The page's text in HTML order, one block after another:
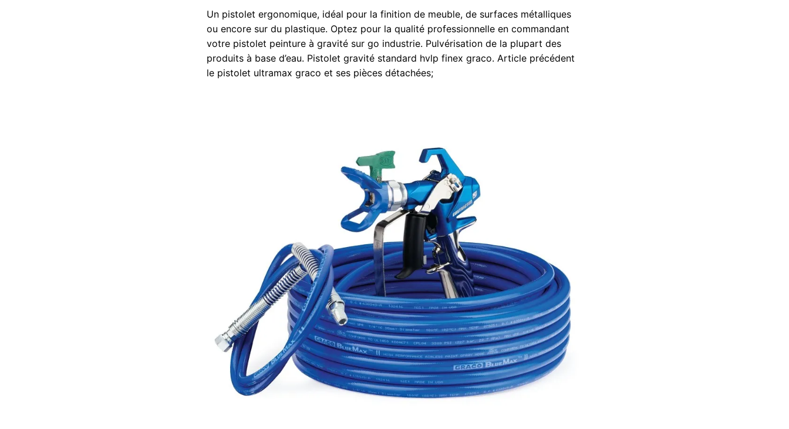
Un pistolet ergonomique, idéal pour la finition de meuble, de surfaces métalliques
ou encore sur du plastique. Optez pour la qualité professionnelle en commandant
votre pistolet peinture à gravité sur go industrie. Pulvérisation de la plupart des
produits à base d’eau. Pistolet gravité standard hvlp finex graco. Article précédent
le pistolet ultramax graco et ses pièces détachées;